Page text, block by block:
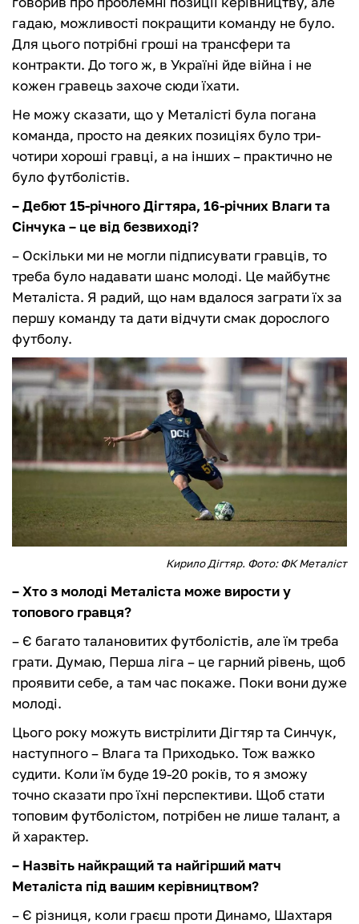
гадаю, можливості покращити команду не було.
Для цього потрібні гроші на трансфери та
контракти. До того ж, в Україні йде війна і не
кожен гравець захоче сюди їхати.
Не можу сказати, що у Металісті була погана
команда, просто на деяких позиціях було три-
чотири хороші гравці, а на інших – практично не
було футболістів.
– Дебют 15-річного Дігтяра, 16-річних Влаги та
Сінчука – це від безвиході?
– Оскільки ми не могли підписувати гравців, то
треба було надавати шанс молоді. Це майбутнє
Металіста. Я радий, що нам вдалося заграти їх за
першу команду та дати відчути смак дорослого
футболу.
Кирило Дігтяр. Фото: ФК Металіст
– Хто з молоді Металіста може вирости у
топового гравця?
– Є багато талановитих футболістів, але їм треба
грати. Думаю, Перша ліга – це гарний рівень, щоб
проявити себе, а там час покаже. Поки вони дуже
молоді.
Цього року можуть вистрілити Дігтяр та Синчук,
наступного – Влага та Приходько. Тож важко
судити. Коли їм буде 19-20 років, то я зможу
точно сказати про їхні перспективи. Щоб стати
топовим футболістом, потрібен не лише талант, а
й характер.
– Назвіть найкращий та найгірший матч
Металіста під вашим керівництвом?
– Є різниця, коли граєш проти Динамо, Шахтаря